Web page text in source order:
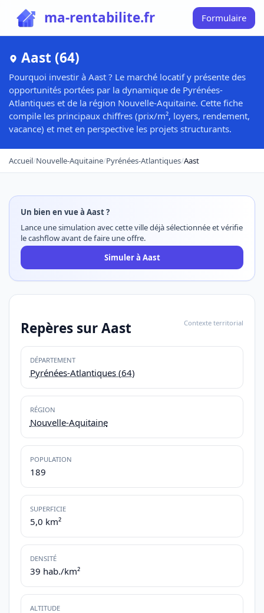
ma-rentabilite.fr Formulaire
Aast (64)
Pourquoi investir à Aast ? Le marché locatif y présente des
opportunités portées par la dynamique de Pyrénées-
Atlantiques et de la région Nouvelle-Aquitaine. Cette fiche
compile les principaux chiffres (prix/m², loyers, rendement,
vacance) et met en perspective les projets structurants.
Accueil/Nouvelle-Aquitaine/Pyrénées-Atlantiques/Aast
Un bien en vue à Aast ?
Lance une simulation avec cette ville déjà sélectionnée et vérifie
le cashflow avant de faire une offre.
Simuler à Aast
Repères sur Aast Contexte territorial
DÉPARTEMENT
Pyrénées-Atlantiques (64)
RÉGION
Nouvelle-Aquitaine
POPULATION
189
SUPERFICIE
5,0 km²
DENSITÉ
39 hab./km²
ALTITUDE